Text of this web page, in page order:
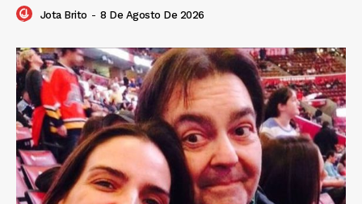
Jota Brito - 8 De Agosto De 2026